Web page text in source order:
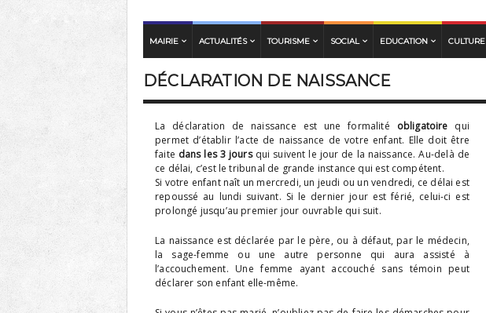
MAIRIE ACTUALITÉS TOURISME SOCIAL EDUCATION CULTURE
DÉCLARATION DE NAISSANCE
La déclaration de naissance est une formalité obligatoire qui
permet d’établir l’acte de naissance de votre enfant. Elle doit être
faite dans les 3 joursqui suivent le jour de la naissance. Au-delà de
ce délai, c’est le tribunal de grande instance qui est compétent.
Si votre enfant naît un mercredi, un jeudi ou un vendredi, ce délai est
repoussé au lundi suivant. Si le dernier jour est férié, celui-ci est
prolongé jusqu’au premier jour ouvrable qui suit.
La naissance est déclarée par le père, ou à défaut, par le médecin,
la sage-femme ou une autre personne qui aura assisté à
l’accouchement. Une femme ayant accouché sans témoin peut
déclarer son enfant elle-même.